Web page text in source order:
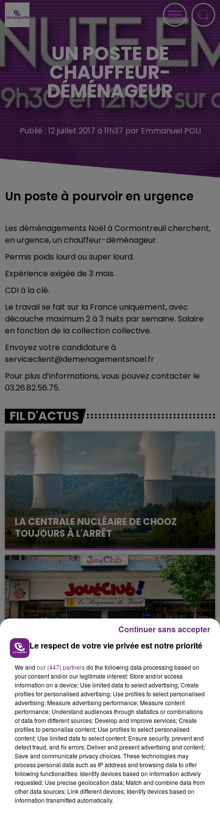
UN POSTE DE
CHAUFFEUR-
DÉMÉNAGEUR
Publié : 12 juillet 2017 à 11h37 par Emmanuel POLI
Un poste à pourvoir en urgence
Les déménagements Noël à Cormontreuil cherchent,
en urgence, un chauffeur-déménageur.
Permis poids lourd ou super lourd.
Expérience exigée de 3 mois.
CDI à la clé.
Le travail se fait sur la France uniquement, avec
découche maximum 2 à 3 nuits par semaine. Salaire
en fonction de la collection collective.
Envoyez votre candidature à
serviceclient@demenagementsnoel.fr
Pour plus d’informations, vous pouvez contacter le
03.26.82.56.75.
FIL D'ACTUS
LA CENTRALE NUCLÉAIRE DE CHOOZ
TOUJOURS À L'ARRÊT
Cela fait déjà une semaine que la centrale
nucléaire ardennaise est à l'arrêt. Une situation
justifiée par la sécheresse intense qui est toujours
présente.
LE MAGASIN JOUÉCLUB DE REIMS FERME
SES PORTES
C'était l'une des institutions du centre-ville
rémois. Le magasin JouéClub est contraint de
fermer ses portes.
TITRES DIFFUSÉS
5h40
5h40 5h37
5h37
Le respect de votre vie privée est notre priorité
We and our (447) partnersdo the following data processing based on
your consent and/or our legitimate interest: Store and/or access
information on a device; Use limited data to select advertising; Create
profiles for personalised advertising; Use profiles to select personalised
advertising; Measure advertising performance; Measure content
performance; Understand audiences through statistics or combinations
of data from different sources; Develop and improve services; Create
profiles to personalise content; Use profiles to select personalised
content; Use limited data to select content; Ensure security, prevent and
detect fraud, and fix errors; Deliver and present advertising and content;
Save and communicate privacy choices. These technologies may
process personal data such as IP address and browsing data to offer
following functionalities: Identify devices based on information actively
requested; Use precise geolocation data; Match and combine data from
other data sources; Link different devices; Identify devices based on
information transmitted automatically.
Continuer sans accepter